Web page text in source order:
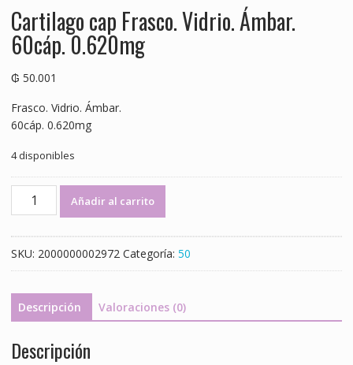
Cartilago cap Frasco. Vidrio. Ámbar.
60cáp. 0.620mg
₲ 50.001
Frasco. Vidrio. Ámbar.
60cáp. 0.620mg
4 disponibles
Cartilago
Ámbar.
0.620mg
cantidad
Añadir al carrito
SKU: 2000000002972 Categoría: 50
Descripción Valoraciones (0)
Descripción